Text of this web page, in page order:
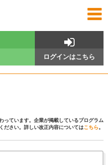
ログインはこちら
っています。企業が掲載しているプログラム
ださい。詳しい改正内容についてはこちら。